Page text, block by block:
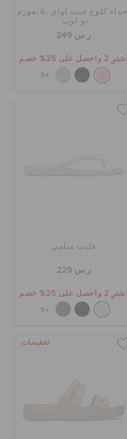
حذاء كلوغ جيت أواي بلاتفورم
تو لوب
ر.س 249
اشترِ 2 واحصل على 25% خصم
+5
فليب ميامي
ر.س 229
اشترِ 2 واحصل على 25% خصم
+5
تخفيضات